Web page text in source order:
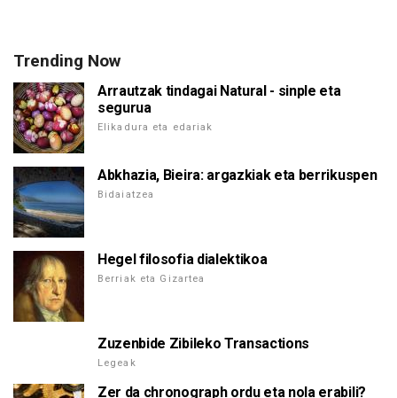
Trending Now
Arrautzak tindagai Natural - sinple eta
segurua
Elikadura eta edariak
Abkhazia, Bieira: argazkiak eta berrikuspen
Bidaiatzea
Hegel filosofia dialektikoa
Berriak eta Gizartea
Zuzenbide Zibileko Transactions
Legeak
Zer da chronograph ordu eta nola erabili?